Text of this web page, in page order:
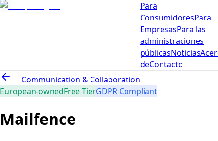
Para
ConsumidoresPara
EmpresasPara las
administraciones
públicasNoticias
deContacto
💬 Communication & Collaboration
European-ownedFree TierGDPR Compliant
Mailfence